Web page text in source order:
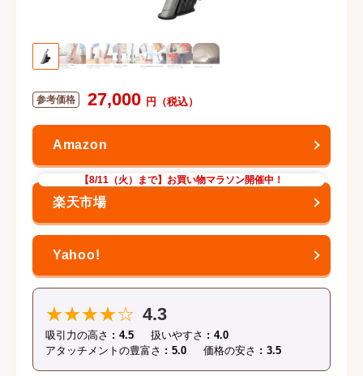
27,000
【8/11（火）まで】お買い物マラソン開催中！
★★★★☆ 4.3
吸引力の高さ 4.5 扱いやすさ
4.0
アタッチメントの豊富さ
5.0 価格の安さ 3.5